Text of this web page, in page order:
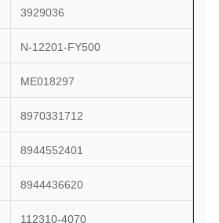
3929036
N-12201-FY500
ME018297
8970331712
8944552401
8944436620
112310-4070